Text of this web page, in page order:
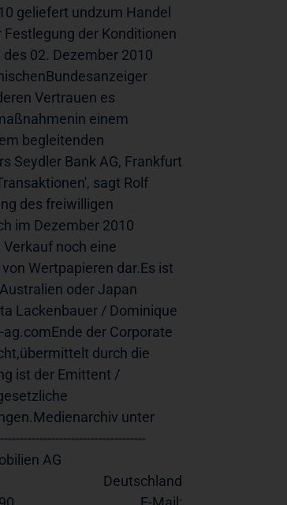
geliefert undzum Handel
der Konditionen
02. Dezember 2010
Vertrauen es
einem
begleitenden
Seydler Bank AG, Frankfurt
sagt Rolf
des freiwilligen
im Dezember 2010
noch eine
Wertpapieren dar.Es ist
oder Japan
Lackenbauer / Dominique
der Corporate
durch die
ist der Emittent /
AG
Deutschland